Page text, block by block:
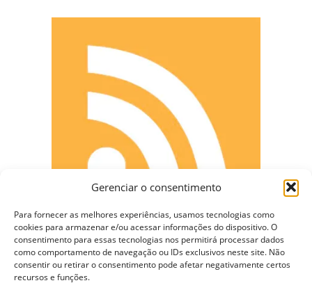
Gerenciar o consentimento
Para fornecer as melhores experiências, usamos tecnologias como
cookies para armazenar e/ou acessar informações do dispositivo. O
consentimento para essas tecnologias nos permitirá processar dados
como comportamento de navegação ou IDs exclusivos neste site. Não
consentir ou retirar o consentimento pode afetar negativamente certos
recursos e funções.
CONECTE-SE